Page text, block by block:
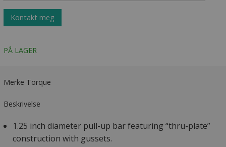
Kontakt meg
PÅ LAGER
Merke Torque
Beskrivelse
1.25 inch diameter pull-up bar featuring “thru-plate”
construction with gussets.